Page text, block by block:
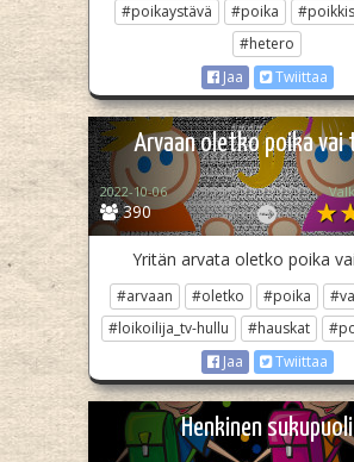
#poikaystävä #poika #poikkis
#hetero
Jaa
Twiittaa
Arvaan oletko poika
390
2022-10-06
Yritän arvata oletko poika
#arvaan #oletko #poika
#loikoilija_tv-hullu
#hauskat
Jaa
Twiittaa
Henkinen sukupuoli